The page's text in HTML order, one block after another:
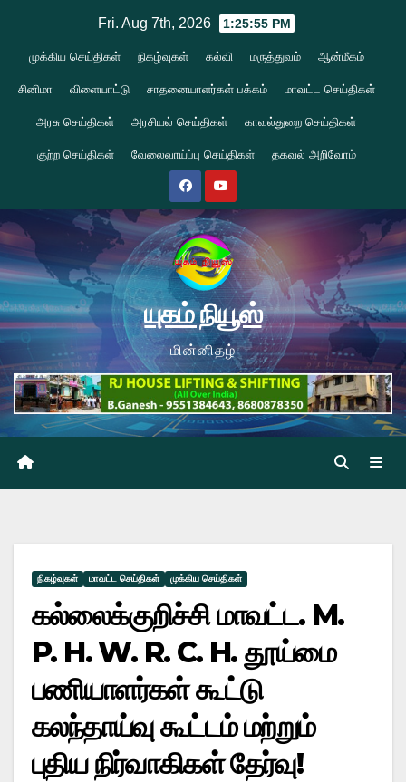
content
Fri. Aug 7th, 2026 1:25:56 PM
முக்கிய செய்திகள் நிகழ்வுகள் கல்வி மருத்துவம் ஆன்மீகம்
சினிமா விளையாட்டு சாதனையாளர்கள் பக்கம் மாவட்ட செய்திகள்
அரசு செய்திகள் அரசியல் செய்திகள் காவல்துறை செய்திகள்
குற்ற செய்திகள் வேலைவாய்ப்பு செய்திகள் தகவல் அறிவோம்
யுகம் நியூஸ்
மின்னிதழ்
நிகழ்வுகள் மாவட்ட செய்திகள் முக்கிய செய்திகள்
கல்லைக்குறிச்சி மாவட்ட. M.
P. H. W. R. C. H. தூய்மை
பணியாளர்கள் கூட்டு
கலந்தாய்வு கூட்டம் மற்றும்
புதிய நிர்வாகிகள் தேர்வு!